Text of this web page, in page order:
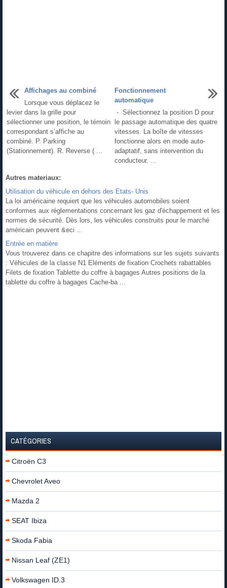
Affichages au combiné
Lorsque vous déplacez le
levier dans la grille pour
sélectionner une position, le témoin
correspondant s’affiche au
combiné. P. Parking
(Stationnement). R. Reverse ( ...
Fonctionnement
automatique
- Sélectionnez la position D pour
le passage automatique des quatre
vitesses. La boîte de vitesses
fonctionne alors en mode auto-
adaptatif, sans intervention du
conducteur. ...
Autres materiaux:
Utilisation du véhicule en dehors des Etats- Unis
La loi américaine requiert que les véhicules automobiles soient
conformes aux réglementations concernant les gaz d'échappement et les
normes de sécurité. Dès lors, les véhicules construits pour le marché
américain peuvent &eci ...
Entrée en matière
Vous trouverez dans ce chapitre des informations sur les sujets suivants
: Véhicules de la classe N1 Eléments de fixation Crochets rabattables
Filets de fixation Tablette du coffre à bagages Autres positions de la
tablette du coffre à bagages Cache-ba ...
CATÉGORIES
Citroën C3
Chevrolet Aveo
Mazda 2
SEAT Ibiza
Skoda Fabia
Nissan Leaf (ZE1)
Volkswagen ID.3